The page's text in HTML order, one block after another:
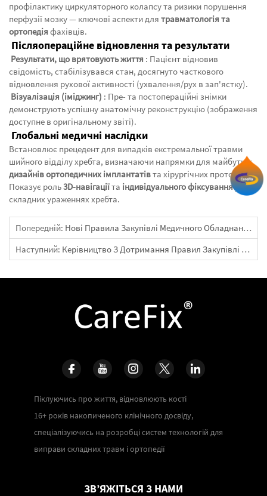
профілактику циркуляторного колапсу та ризики порушення
перфузії мозку — ключові аспекти для травматологія та
ортопедія фахівців.
Післяопераційне відновлення та результати
Результати, що врятовують життя : Пацієнт відновив
свідомість, стабілізувався стан, досягнуто часткового
відновлення рухової активності (ухвалення/рух в зап'ястку).
Візуалізація (іміджинг) : Пре- та постопераційні знімки
демонструють успішну анатомічну реконструкцію (зображення
доступне в оригінальному звіті).
Глобальні медичні наслідки
Встановлює прецедент для випадків екстремальної травми
шийного відділу хребта, визначаючи напрямки для майбутніх
дизайнів ортопедичних імплантатівта хірургічних протоколів.
Показує роль3D-навігаціїта індивідуального фіксуванняу
складних ураженнях хребта.
Попередній: Нові Правила Закупівлі Медичного Обладнання: Жорстке Протистояння «надзвичайно Низьким Пропозиціям» Сприяє Здоровому Розвитку Галузі. Контекст Політики: Подолання Хаосу Низької Цінової Конкуренції
Наступний: Керівництво З Дотримання Правил Закупівлі Ортопедичних Виробів У Китаї 2025 [Термін: 31 Серпня]
Піклуючись про життя, відновлюють кості
16+ років накопиченого клінічного досвіду,
спеціалізуючись на розробці систем технологій для
виправи складних травм і ортопедії
ЗВ’ЯЖІТЬСЯ З НАМИ